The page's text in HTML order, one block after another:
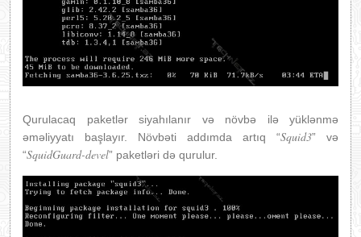
Qurulacaq paketlər siyahılanır və növbə ilə yüklənmə
əməliyyatı başlayır. Növbəti addımda artıq “Squid3” və
“SquidGuard-devel” paketləri də qurulur.